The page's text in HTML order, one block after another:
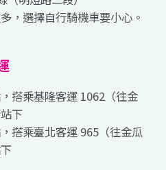
，選擇自行騎機車要小心。
搭乘基隆客運 1062（往金
下
搭乘臺北客運 965（往金瓜